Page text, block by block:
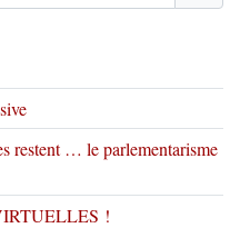
restent … le parlementarisme
!